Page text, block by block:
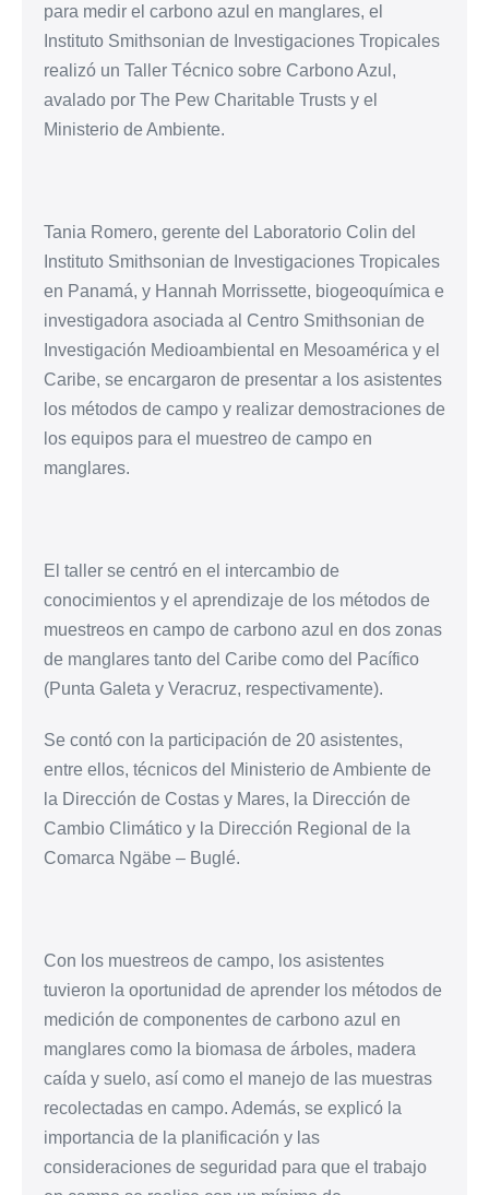
para medir el carbono azul en manglares, el
Instituto Smithsonian de Investigaciones Tropicales
realizó un Taller Técnico sobre Carbono Azul,
avalado por The Pew Charitable Trusts y el
Ministerio de Ambiente.
Tania Romero, gerente del Laboratorio Colin del
Instituto Smithsonian de Investigaciones Tropicales
en Panamá, y Hannah Morrissette, biogeoquímica e
investigadora asociada al Centro Smithsonian de
Investigación Medioambiental en Mesoamérica y el
Caribe, se encargaron de presentar a los asistentes
los métodos de campo y realizar demostraciones de
los equipos para el muestreo de campo en
manglares.
El taller se centró en el intercambio de
conocimientos y el aprendizaje de los métodos de
muestreos en campo de carbono azul en dos zonas
de manglares tanto del Caribe como del Pacífico
(Punta Galeta y Veracruz, respectivamente).
Se contó con la participación de 20 asistentes,
entre ellos, técnicos del Ministerio de Ambiente de
la Dirección de Costas y Mares, la Dirección de
Cambio Climático y la Dirección Regional de la
Comarca Ngäbe – Buglé.
Con los muestreos de campo, los asistentes
tuvieron la oportunidad de aprender los métodos de
medición de componentes de carbono azul en
manglares como la biomasa de árboles, madera
caída y suelo, así como el manejo de las muestras
recolectadas en campo. Además, se explicó la
importancia de la planificación y las
consideraciones de seguridad para que el trabajo